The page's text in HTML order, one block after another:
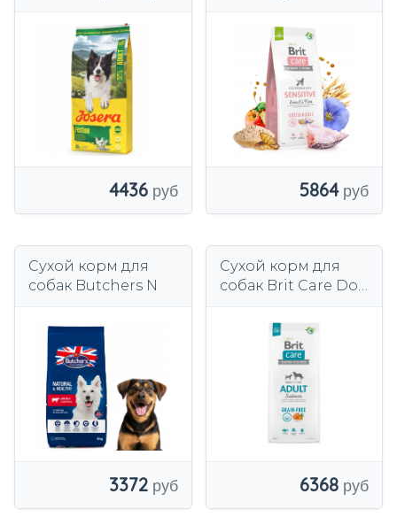
привередливых
собак с лососем и
соусом
4436
Sensitive 12 кг
5864
Сухой корм для
собак Butchers N
3372
Сухой корм для
собак Brit Care Dog
лосось и
картофель 12 кг
6368